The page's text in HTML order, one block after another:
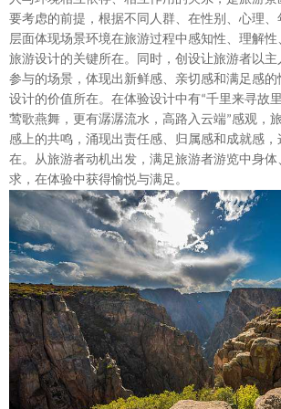
要考虑的前提，根据不同人群、在性别、心理
层面体现场景环境在旅游过程中感知性、理解
旅游设计的关键所在。同时，创设让旅游者以
参与的场景，体现出新鲜感、亲切感和满足感
设计的价值所在。在体验设计中有“千里来寻故
莺歌燕舞，更有潺潺流水，高路入云端”感观，
感上的共鸣，涌现出责任感、归属感和成就感
在。从旅游者动机出发，满足旅游者游览中身
求，在体验中获得愉悦与满足。